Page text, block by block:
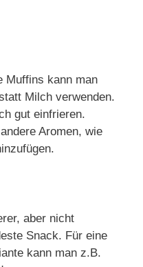
Muffins kann man
Milch verwenden.
gut einfrieren.
Aromen, wie
aber nicht
Snack. Für eine
kann man z.B.